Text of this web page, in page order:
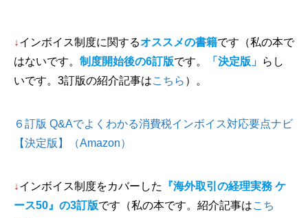
↓インボイス制度に関するオススメの書籍です（私の本で
はないです。 制度開始後の6訂版です。 「決定版」 らし
いです。3訂版の紹介記事はこちら ）。
６訂版 Q&Aでよくわかる消費税インボイス対応要点ナビ
【決定版】（Amazon）
↓インボイス制度をカバーした
『海外取引の経理実務 ケ
ース50』の3訂版です（私の本です。紹介記事はこち